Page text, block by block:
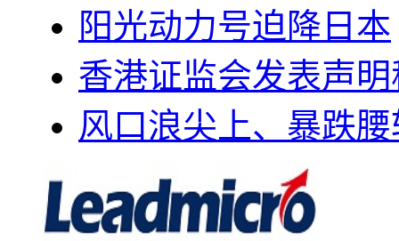
阳光动力号迫降日本
香港证监会发表声
风口浪尖上、暴跌